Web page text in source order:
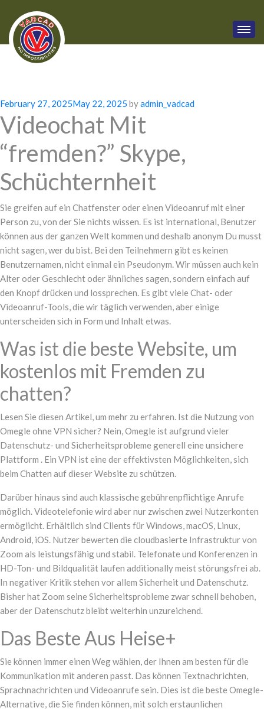
Posted
on
February 27, 2025May 22, 2025 byadmin_vadcad
Videochat Mit
“fremden?” Skype,
Schüchternheit
Sie greifen auf ein Chatfenster oder einen Videoanruf mit einer
Person zu, von der Sie nichts wissen. Es ist international, Benutzer
können aus der ganzen Welt kommen und deshalb anonym Du musst
nicht sagen, wer du bist. Bei den Teilnehmern gibt es keinen
Benutzernamen, nicht einmal ein Pseudonym. Wir müssen auch kein
Alter oder Geschlecht oder ähnliches sagen, sondern einfach auf
den Knopf drücken und lossprechen. Es gibt viele Chat- oder
Videoanruf-Tools, die wir täglich verwenden, aber einige
unterscheiden sich in Form und Inhalt etwas.
Was ist die beste Website, um
kostenlos mit Fremden zu
chatten?
Lesen Sie diesen Artikel, um mehr zu erfahren. Ist die Nutzung von
Omegle ohne VPN sicher? Nein, Omegle ist aufgrund vieler
Datenschutz- und Sicherheitsprobleme generell eine unsichere
Plattform . Ein VPN ist eine der effektivsten Möglichkeiten, sich
beim Chatten auf dieser Website zu schützen.
Darüber hinaus sind auch klassische gebührenpflichtige Anrufe
möglich. Videotelefonie wird aber nur zwischen zwei Nutzerkonten
ermöglicht. Erhältlich sind Clients für Windows, macOS, Linux,
Android, iOS. Nutzer bewerten die cloudbasierte Infrastruktur von
Zoom als leistungsfähig und stabil. Telefonate und Konferenzen in
HD-Ton- und Bildqualität laufen additionally meist störungsfrei ab.
In negativer Kritik stehen vor allem Sicherheit und Datenschutz.
Bisher hat Zoom seine Sicherheitsprobleme zwar schnell behoben,
aber der Datenschutz bleibt weiterhin unzureichend.
Das Beste Aus Heise+
Sie können immer einen Weg wählen, der Ihnen am besten für die
Kommunikation mit anderen passt. Das können Textnachrichten,
Sprachnachrichten und Videoanrufe sein. Dies ist die beste Omegle-
Alternative, die Sie finden können, mit solch erstaunlichen